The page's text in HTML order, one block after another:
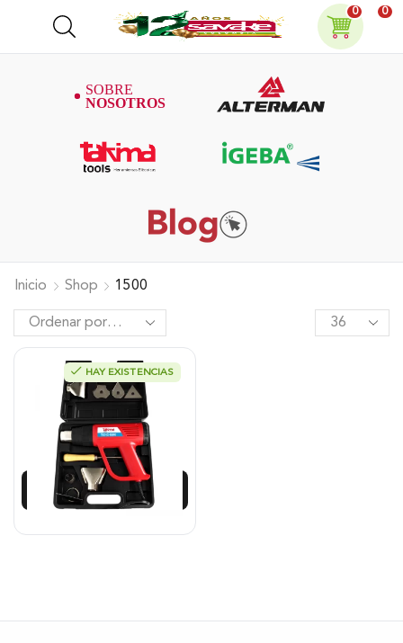
0 0
Inicio Shop 1500
HAY EXISTENCIAS
Pistola De Calor Takima 1.500W,
Tkhg-1500.
$ 160.508
Añadir al carrito